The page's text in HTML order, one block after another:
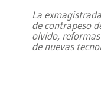
La
de contrapeso
olvido,
de nuevas